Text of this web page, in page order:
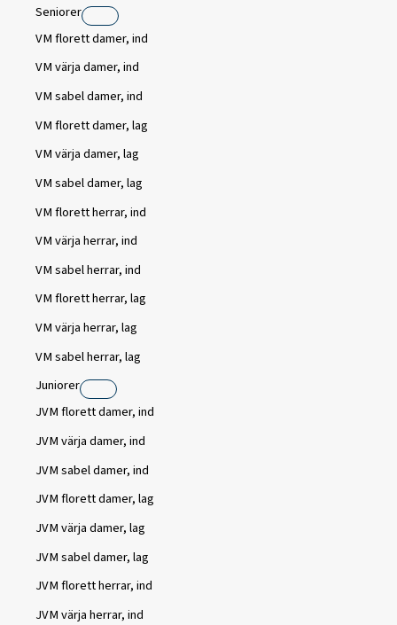
Seniorer
VM florett damer, ind
VM värja damer, ind
VM sabel damer, ind
VM florett damer, lag
VM värja damer, lag
VM sabel damer, lag
VM florett herrar, ind
VM värja herrar, ind
VM sabel herrar, ind
VM florett herrar, lag
VM värja herrar, lag
VM sabel herrar, lag
Juniorer
JVM florett damer, ind
JVM värja damer, ind
JVM sabel damer, ind
JVM florett damer, lag
JVM värja damer, lag
JVM sabel damer, lag
JVM florett herrar, ind
JVM värja herrar, ind